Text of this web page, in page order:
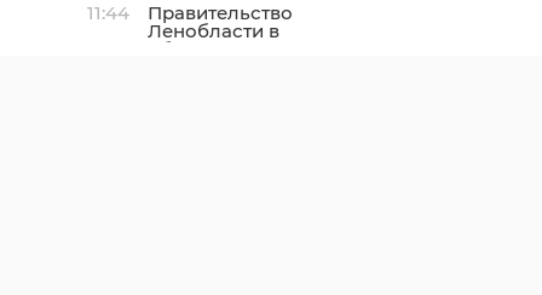
11:44 Правительство
Ленобласти в
обращении напомнило